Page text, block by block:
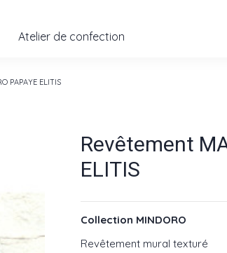
Atelier de confection
PAPAYE ELITIS
Revêtement
ELITIS
Collection MINDORO
Revêtement mural texturé